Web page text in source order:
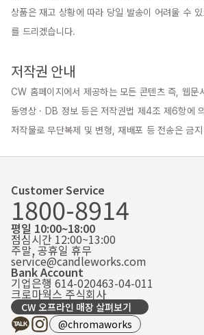
상품은 재고 상황에 따라 당일 발송이 어려울 수
를 드리겠습니다.
저작권 안내
CW 홈페이지에서 제공하는 모든 콘텐츠 즉, 웹문
동영상 · DB 정보 등은 저작권법 제4조 제6항에
저작물로 무단복제 및 변형, 재배포 등 전송은 금
Customer Service
1800-8914
평일 10:00~18:00
점심시간 12:00~13:00
주말, 공휴일 휴무
service@candleworks.com
Bank Account
기업은행 614-020463-04-011
크로마웍스 주식회사
CW 오프라인 매장 살펴보기
@chromaworks